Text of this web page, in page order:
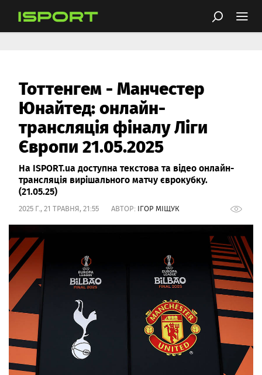
Тоттенгем - Манчестер
Юнайтед: онлайн-
трансляція фіналу Ліги
Європи 21.05.2025
На ISPORT.ua доступна текстова та відео онлайн-
трансляція вирішального матчу єврокубку.
(21.05.25)
2025 Г., 21 ТРАВНЯ, 21:55 АВТОР: ІГОР МІЩУК